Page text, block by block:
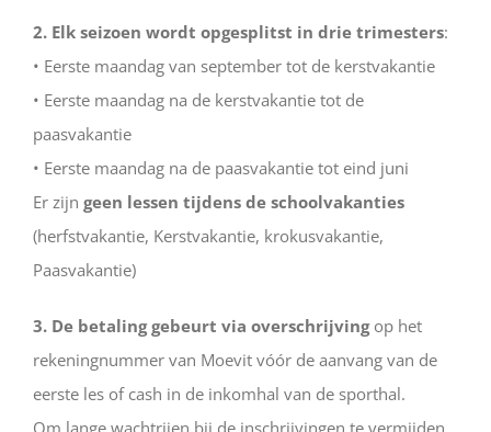
2. Elk seizoen wordt opgesplitst in drie trimesters:
• Eerste maandag van september tot de kerstvakantie
• Eerste maandag na de kerstvakantie tot de
paasvakantie
• Eerste maandag na de paasvakantie tot eind juni
Er zijn geen lessen tijdens de schoolvakanties
(herfstvakantie, Kerstvakantie, krokusvakantie,
Paasvakantie)
3. De betaling gebeurt via overschrijving op het
rekeningnummer van Moevit vóór de aanvang van de
eerste les of cash in de inkomhal van de sporthal.